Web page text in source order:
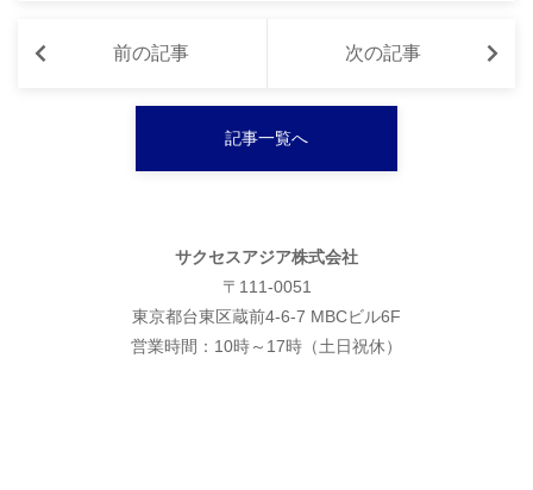
前の記事 次の記事
記事一覧へ
サクセスアジア株式会社
〒111-0051
東京都台東区蔵前4-6-7 MBCビル6F
営業時間：10時～17時（土日祝休）